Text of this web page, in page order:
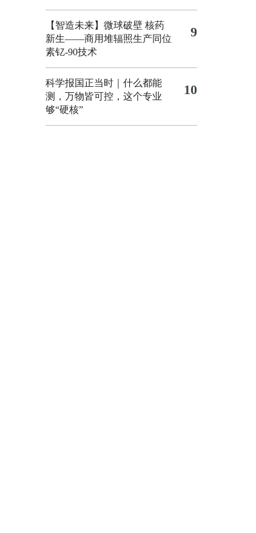
【智造未来】微球破壁 核药
新生——商用堆辐照生产同位
素钇-90技术
9
科学报国正当时｜什么都能
测，万物皆可控，这个专业
够“硬核”
10